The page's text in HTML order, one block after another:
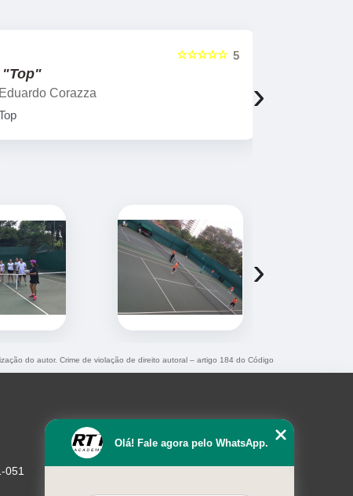
5
☆☆☆☆☆
"Top"
Eduardo Corazza
›
›
do autor. Crime de violação de direito autoral – artigo 184 do Código
051
Olá! Fale agora pelo WhatsApp.